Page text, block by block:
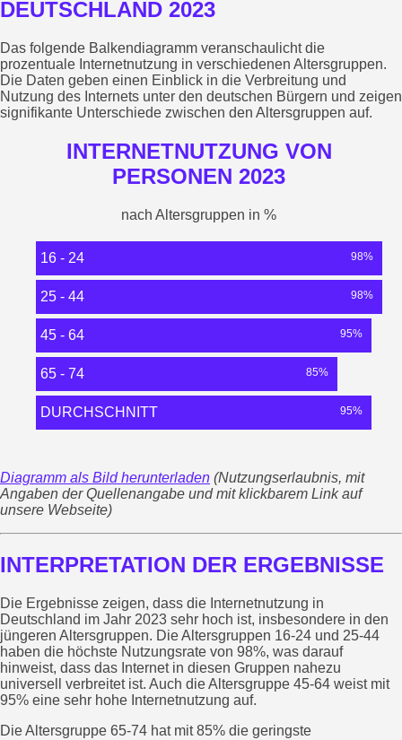
DEUTSCHLAND 2023
Das folgende Balkendiagramm veranschaulicht die
prozentuale Internetnutzung in verschiedenen Altersgruppen.
Die Daten geben einen Einblick in die Verbreitung und
Nutzung des Internets unter den deutschen Bürgern und zeigen
signifikante Unterschiede zwischen den Altersgruppen auf.
INTERNETNUTZUNG VON
PERSONEN 2023
nach Altersgruppen in %
16 - 24 98%
25 - 44 98%
45 - 64 95%
65 - 74 85%
DURCHSCHNITT 95%
Diagramm als Bild herunterladen (Nutzungserlaubnis, mit
Angaben der Quellenangabe und mit klickbarem Link auf
unsere Webseite)
INTERPRETATION DER ERGEBNISSE
Die Ergebnisse zeigen, dass die Internetnutzung in
Deutschland im Jahr 2023 sehr hoch ist, insbesondere in den
jüngeren Altersgruppen. Die Altersgruppen 16-24 und 25-44
haben die höchste Nutzungsrate von 98%, was darauf
hinweist, dass das Internet in diesen Gruppen nahezu
universell verbreitet ist. Auch die Altersgruppe 45-64 weist mit
95% eine sehr hohe Internetnutzung auf.
Die Altersgruppe 65-74 hat mit 85% die geringste